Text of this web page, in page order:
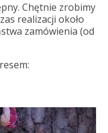
Chętnie zrobimy
realizacji około
zamówienia (od